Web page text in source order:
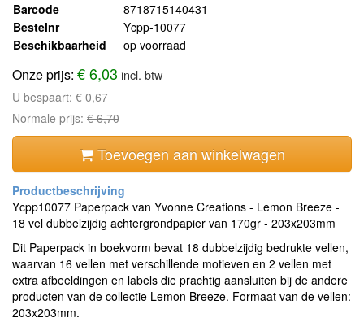
Barcode
8718715140431
Bestelnr
Ycpp-10077
Beschikbaarheid
op voorraad
Onze prijs: € 6,03 incl. btw
U bespaart: € 0,67
Normale prijs: € 6,70
Toevoegen aan winkelwagen
Ycpp10077 Paperpack van Yvonne Creations - Lemon Breeze -
18 vel dubbelzijdig achtergrondpapier van 170gr - 203x203mm
Dit Paperpack in boekvorm bevat 18 dubbelzijdig bedrukte vellen,
waarvan 16 vellen met verschillende motieven en 2 vellen met
extra afbeeldingen en labels die prachtig aansluiten bij de andere
producten van de collectie Lemon Breeze. Formaat van de vellen:
203x203mm.